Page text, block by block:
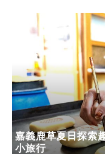
嘉義鹿草夏日探索
小旅行